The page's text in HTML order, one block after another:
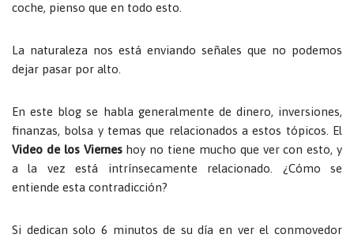
coche, pienso que en todo esto.
La naturaleza nos está enviando señales que no podemos
dejar pasar por alto.
En este blog se habla generalmente de dinero, inversiones,
finanzas, bolsa y temas que relacionados a estos tópicos. El
Video de los Vierneshoy no tiene mucho que ver con esto, y
a la vez está intrínsecamente relacionado. ¿Cómo se
entiende esta contradicción?
Si dedican solo 6 minutos de su día en ver el conmovedor